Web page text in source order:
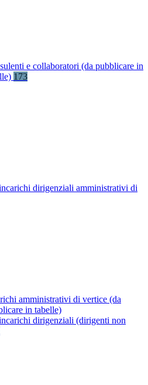
e collaboratori (da pubblicare in
173
dirigenziali amministrativi di
amministrativi di vertice (da
in tabelle)
dirigenziali (dirigenti non